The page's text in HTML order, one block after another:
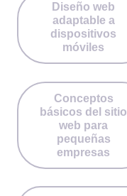
Diseño web
adaptable a
dispositivos
móviles
Conceptos
básicos del sitio
web para
pequeñas
empresas